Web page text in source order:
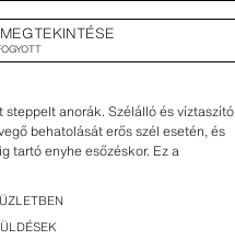
anorák. Szélálló és víztaszító
behatolását erős szél esetén, és
tartó enyhe esőzéskor. Ez a
biztosít, a hivatkozási
változnak: 2°C alacsony
esetén. Magas gallér,
ujj belső mandzsettával. Elöl